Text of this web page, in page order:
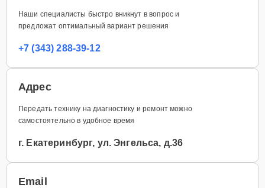
Наши специалисты быстро вникнут в вопрос и
предложат оптимальный вариант решения
+7 (343) 288-39-12
Адрес
Передать технику на диагностику и ремонт можно
самостоятельно в удобное время
г. Екатеринбург, ул. Энгельса, д.36
Email